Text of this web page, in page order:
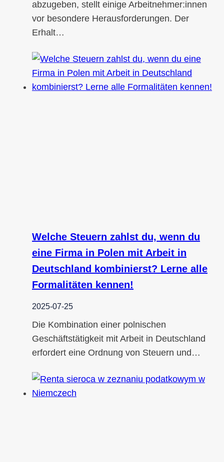
abzugeben, stellt einige Arbeitnehmer:innen
vor besondere Herausforderungen. Der
Erhalt…
Welche Steuern zahlst du, wenn du
eine Firma in Polen mit Arbeit in
Deutschland kombinierst? Lerne alle
Formalitäten kennen!
2025-07-25
Die Kombination einer polnischen
Geschäftstätigkeit mit Arbeit in Deutschland
erfordert eine Ordnung von Steuern und…